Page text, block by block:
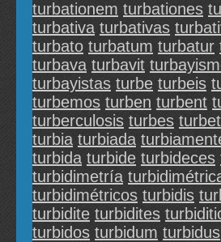
turbationem turbationes
turbativa turbativas
turbato turbatum turbatur
turbava turbavit
turbayistas turbe turbeis
turbemos turben turbent
turberculosis turbes turbet
turbia turbiada
turbida turbide turbideces
turbidimetría
turbidimétricos turbidis
turbidite turbidites
turbidos turbidum turbidus